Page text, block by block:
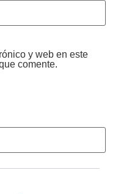
y web en este
comente.